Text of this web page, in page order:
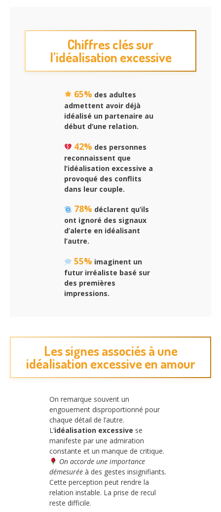
Chiffres clés sur
l’idéalisation excessive
65% des adultes
admettent avoir déjà
idéalisé un partenaire au
début d’une relation.
42% des personnes
reconnaissent que
l’idéalisation excessive a
provoqué des conflits
dans leur couple.
78% déclarent qu’ils
ont ignoré des signaux
d’alerte en idéalisant
l’autre.
55% imaginent un
futur irréaliste basé sur
des premières
impressions.
Les signes associés à une
idéalisation excessive en amour
On remarque souvent un
engouement disproportionné pour
chaque détail de l’autre.
L’idéalisation excessive se
manifeste par une admiration
constante et un manque de critique.
On accorde une importance
démesurée à des gestes insignifiants.
Cette perception peut rendre la
relation instable. La prise de recul
reste difficile.